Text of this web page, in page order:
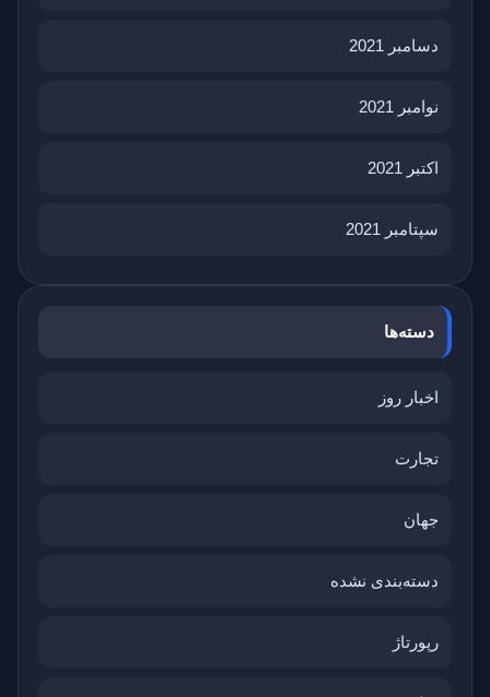
دسامبر 2021
نوامبر 2021
اکتبر 2021
سپتامبر 2021
دسته‌ها
اخبار روز
تجارت
جهان
دسته‌بندی نشده
رپورتاژ